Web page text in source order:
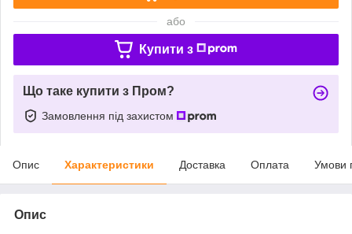
або
Купити з
Що таке купити з Пром?
Замовлення під захистом
Опис Характеристики Доставка Оплата Умови
Опис